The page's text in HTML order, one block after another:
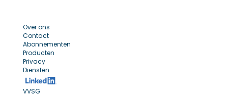
Over ons
Contact
Abonnementen
Producten
Privacy
Diensten
VVSG